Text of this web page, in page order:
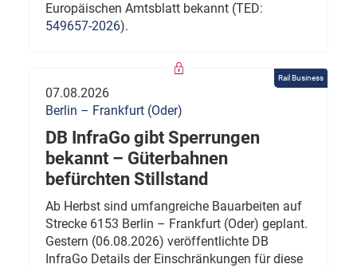
Europäischen Amtsblatt bekannt (TED:
549657-2026).
Rail Business
07.08.2026
Berlin – Frankfurt (Oder)
DB InfraGo gibt Sperrungen
bekannt – Güterbahnen
befürchten Stillstand
Ab Herbst sind umfangreiche Bauarbeiten auf
Strecke 6153 Berlin – Frankfurt (Oder) geplant.
Gestern (06.08.2026) veröffentlichte DB
InfraGo Details der Einschränkungen für diese